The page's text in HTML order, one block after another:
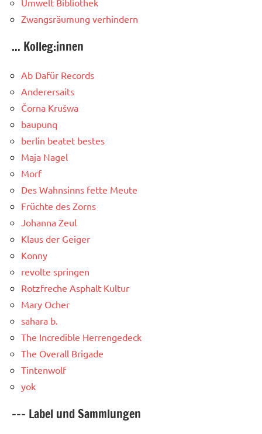
Zwangsräumung verhindern
... Kolleg:innen
Ab Dafür Records
Anderersaits
Čorna Krušwa
baupunq
berlin beatet bestes
Maja Nagel
Morf
Des Wahnsinns fette Meute
Früchte des Zorns
Johanna Zeul
Klaus der Geiger
Konny
revolte springen
Rotzfreche Asphalt Kultur
Mary Ocher
sahara b.
The Incredible Herrengedeck
The Overall Brigade
Tintenwolf
yok
--- Label und Sammlungen